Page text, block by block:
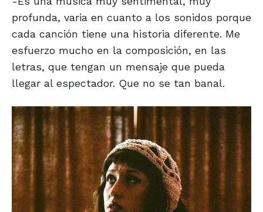
profunda, varia en cuanto a los sonidos porque
cada canción tiene una historia diferente. Me
esfuerzo mucho en la composición, en las
letras, que tengan un mensaje que pueda
llegar al espectador. Que no se tan banal.